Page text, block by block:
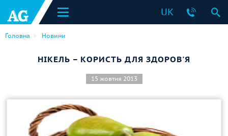
UK
Головна Новини
НІКЕЛЬ – КОРИСТЬ ДЛЯ ЗДОРОВ'Я
15 жовтня 2013